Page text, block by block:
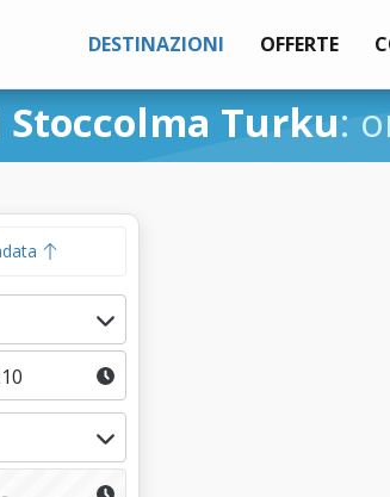
DESTINAZIONI OFFERTE
Stoccolma Turku: